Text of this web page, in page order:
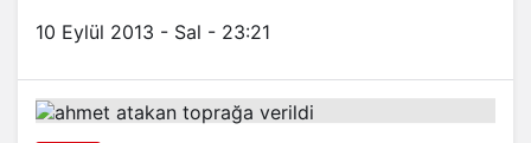
10 Eylül 2013 - Sal - 23:21